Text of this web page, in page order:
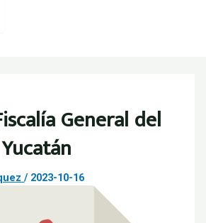
General del
/ 2023-10-16